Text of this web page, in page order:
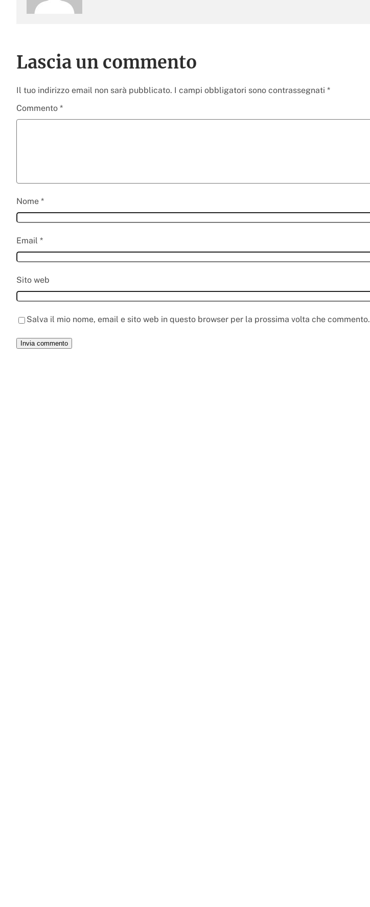
Lascia un commento
Il tuo indirizzo email non sarà pubblicato. I campi obbligatori sono contrassegnati *
Commento *
Nome *
Email *
Sito web
Salva il mio nome, email e sito web in questo browser per la prossima volta che commento.